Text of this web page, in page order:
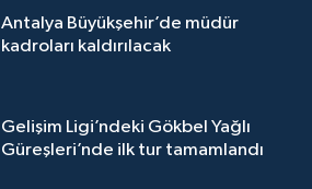
Antalya Büyükşehir’de müdür
kadroları kaldırılacak
Gelişim Ligi’ndeki Gökbel Yağlı
Güreşleri’nde ilk tur tamamlandı